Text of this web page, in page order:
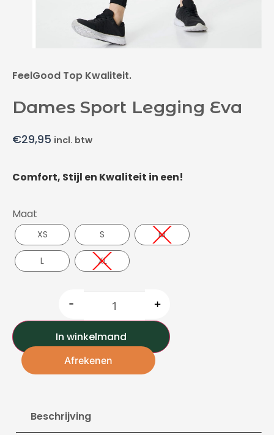
FeelGood Top Kwaliteit.
Dames Sport Legging Eva
€29,95 incl. btw
Comfort, Stijl en Kwaliteit in een!
Maat
XS S M
L XL
- +
In winkelmand
Afrekenen
Beschrijving